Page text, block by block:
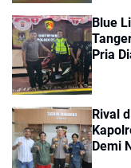
Blue
Pria
Rival
Demi